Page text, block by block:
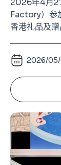
2026年4月
Factory）参
香港礼品及
品展），香
章、钥匙扣
2026/